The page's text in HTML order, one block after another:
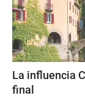
La influencia
final